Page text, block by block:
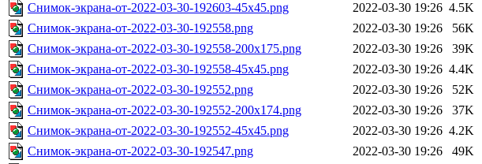
Снимок-экрана-от-2022-03-30-192603-45x45.png
2022-03-30 19:26 4.5K
Снимок-экрана-от-2022-03-30-192558.png
2022-03-30 19:26
56K
Снимок-экрана-от-2022-03-30-192558-200x175.png
2022-03-30 19:26
39K
Снимок-экрана-от-2022-03-30-192558-45x45.png
2022-03-30 19:26 4.4K
Снимок-экрана-от-2022-03-30-192552.png
2022-03-30 19:26
52K
Снимок-экрана-от-2022-03-30-192552-200x174.png
2022-03-30 19:26
37K
Снимок-экрана-от-2022-03-30-192552-45x45.png
2022-03-30 19:26 4.2K
Снимок-экрана-от-2022-03-30-192547.png
2022-03-30 19:26
49K